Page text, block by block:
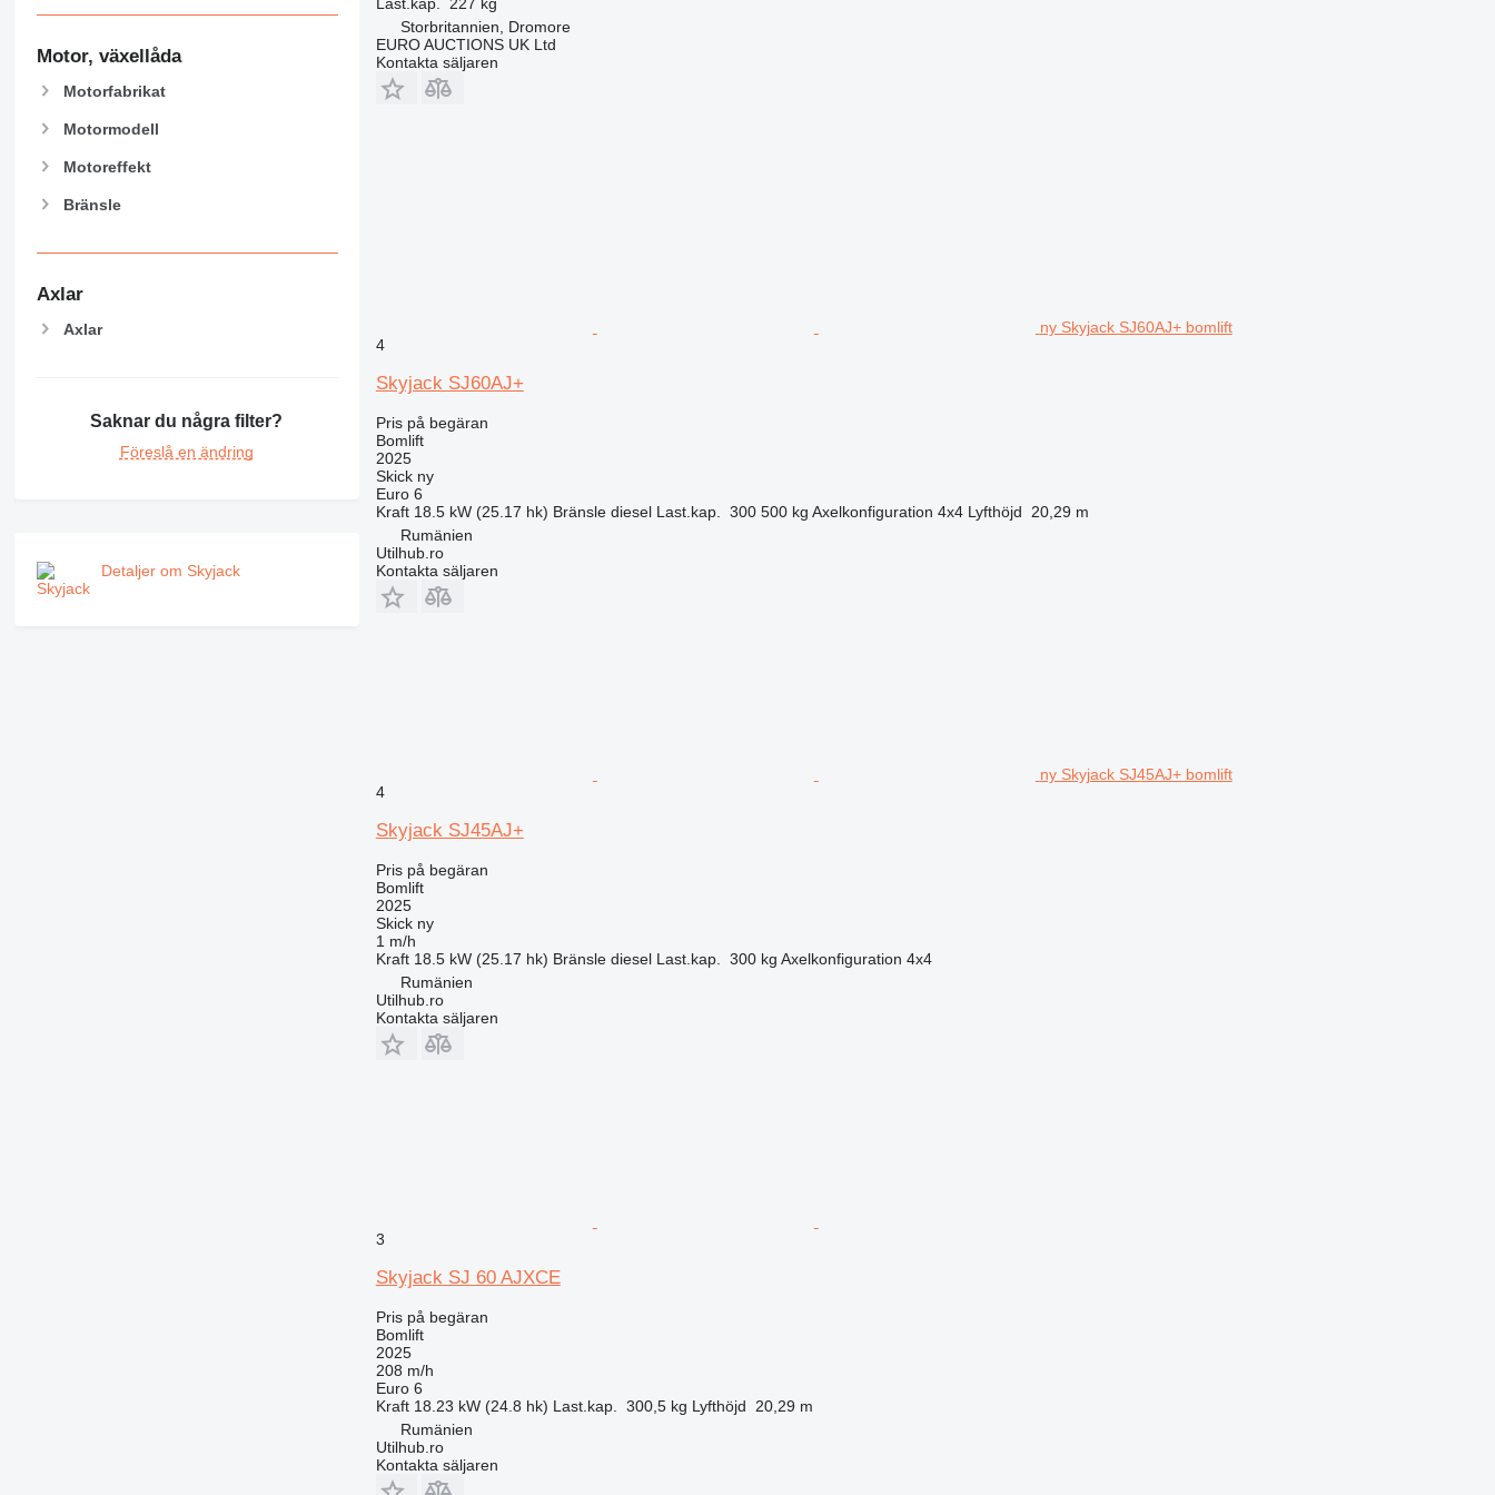
Motor, växellåda
Motorfabrikat
Motormodell
Motoreffekt
Bränsle
Axlar
Axlar
Saknar du några filter?
Föreslå en ändring
Detaljer om Skyjack
Storbritannien, Dromore
EURO AUCTIONS UK Ltd
Kontakta säljaren
ny Skyjack SJ60AJ+ bomlift
4
Skyjack SJ60AJ+
Pris på begäran
Bomlift
2025
Skickny
Euro 6
Kraft 18.5 kW (25.17 hk) Bränsle diesel Last.kap. 300 500 kg Axelkonfiguration 4x4 Lyfthöjd
20,29 m
Rumänien
Utilhub.ro
Kontakta säljaren
ny Skyjack SJ45AJ+ bomlift
4
Skyjack SJ45AJ+
Pris på begäran
Bomlift
2025
Skickny
1 m/h
Kraft 18.5 kW (25.17 hk) Bränsle diesel Last.kap. 300 kg Axelkonfiguration 4x4
Rumänien
Utilhub.ro
Kontakta säljaren
3
Skyjack SJ 60 AJXCE
Pris på begäran
Bomlift
2025
208 m/h
Euro 6
Kraft 18.23 kW (24.8 hk) Last.kap. 300,5 kg Lyfthöjd
20,29 m
Rumänien
Utilhub.ro
Kontakta säljaren